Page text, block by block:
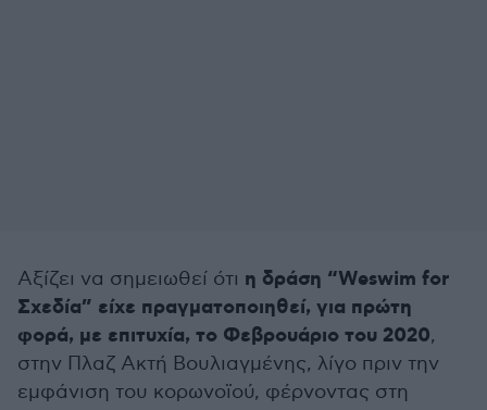
Αξίζει να σημειωθεί ότι η δράση “Weswim for
Σχεδία” είχε πραγματοποιηθεί, για πρώτη
φορά, με επιτυχία, το Φεβρουάριο του 2020,
στην Πλαζ Ακτή Βουλιαγμένης, λίγο πριν την
εμφάνιση του κορωνοϊού, φέρνοντας στη